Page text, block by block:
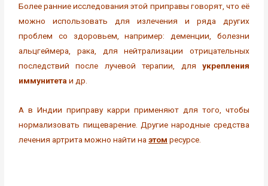
Более ранние исследования этой приправы говорят, что её
можно использовать для излечения и ряда других
проблем со здоровьем, например: деменции, болезни
альцгеймера, рака, для нейтрализации отрицательных
последствий после лучевой терапии, для укрепления
иммунитетаи др.
А в Индии приправу карри применяют для того, чтобы
нормализовать пищеварение. Другие народные средства
лечения артрита можно найти наэтом ресурсе.